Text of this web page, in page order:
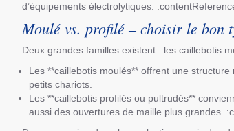
d’équipements électrolytiques.
Moulé vs. profilé – choisir le bon
Deux grandes familles existent : les caillebotis
Les **caillebotis moulés** offrent une
petits chariots.
Les **caillebotis profilés ou pultrudés**
aussi des ouvertures de maille plus grandes.